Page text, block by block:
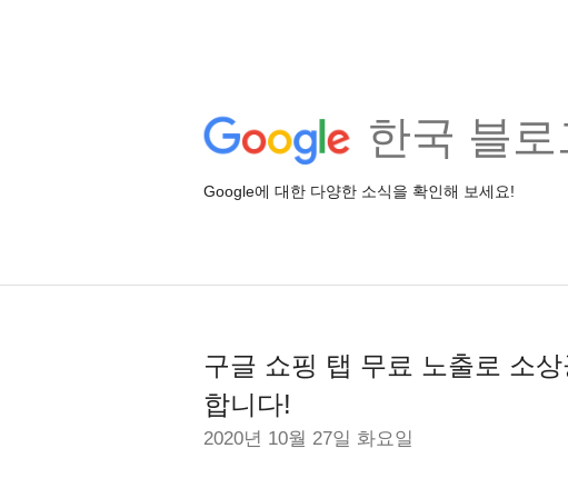
한국 블로
Google에 대한 다양한 소식을 확인해 보세요!
구글 쇼핑 탭 무료 노출로 소
합니다!
2020년 10월 27일 화요일